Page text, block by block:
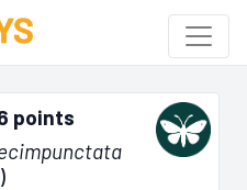
points